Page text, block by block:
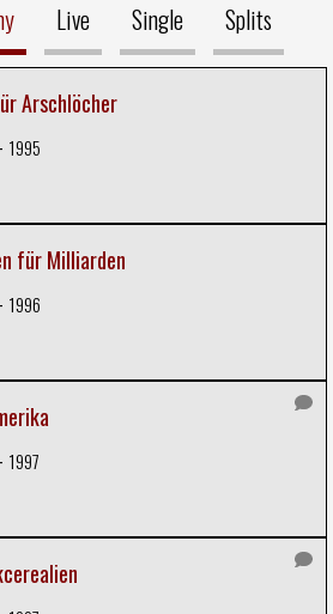
Live Single Splits
Arschlöcher
1995
für Milliarden
1996
1997